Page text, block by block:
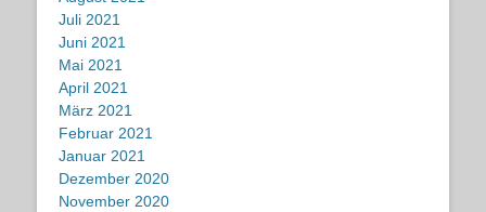
Juli 2021
Juni 2021
Mai 2021
April 2021
März 2021
Februar 2021
Januar 2021
Dezember 2020
November 2020